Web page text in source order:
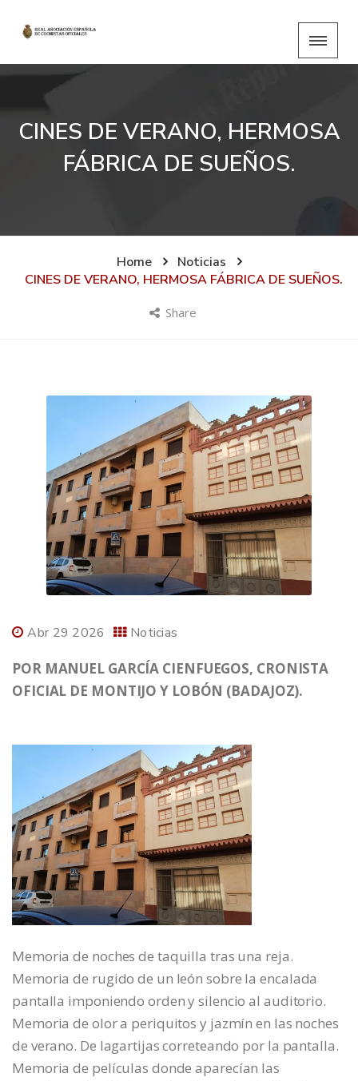
CINES DE VERANO, HERMOSA
FÁBRICA DE SUEÑOS.
Home
Noticias
CINES DE VERANO, HERMOSA FÁBRICA DE SUEÑOS.
Share
Abr 29 2026 Noticias
POR MANUEL GARCÍA CIENFUEGOS, CRONISTA
OFICIAL DE MONTIJO Y LOBÓN (BADAJOZ).
Memoria de noches de taquilla tras una reja.
Memoria de rugido de un león sobre la encalada
pantalla imponiendo orden y silencio al auditorio.
Memoria de olor a periquitos y jazmín en las noches
de verano. De lagartijas correteando por la pantalla.
Memoria de películas donde aparecían las